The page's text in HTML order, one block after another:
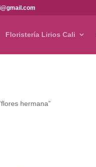
Floristería Lirios Cali
hermana”